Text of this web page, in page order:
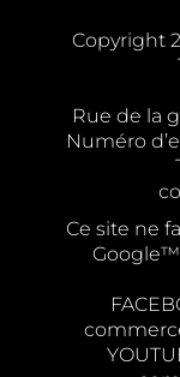
Copyright
Rue de la
Numéro
Ce site ne